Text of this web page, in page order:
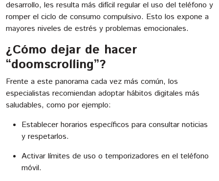
desarrollo, les resulta más difícil regular el uso del teléfono y
romper el ciclo de consumo compulsivo. Esto los expone a
mayores niveles de estrés y problemas emocionales.
¿Cómo dejar de hacer
“doomscrolling”?
Frente a este panorama cada vez más común, los
especialistas recomiendan adoptar hábitos digitales más
saludables, como por ejemplo:
Establecer horarios específicos para consultar noticias
y respetarlos.
Activar límites de uso o temporizadores en el teléfono
móvil.